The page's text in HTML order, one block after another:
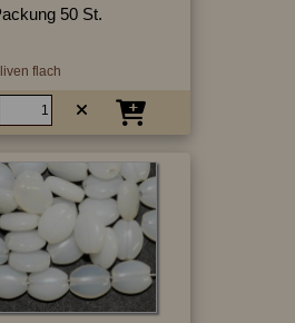
50 St.
flach